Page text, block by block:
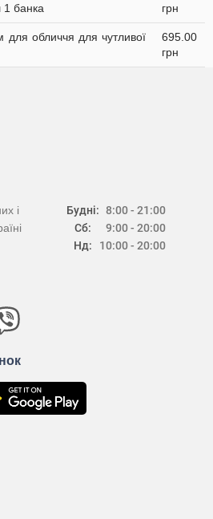
1 банка
грн
обличчя для чутливої
695.00
грн
Будні:
Сб:
Нд:
8:00 - 21:00
9:00 - 20:00
10:00 - 20:00
і